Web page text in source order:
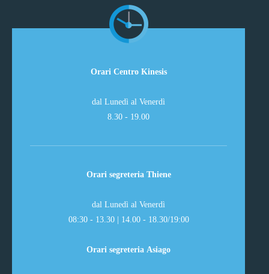
Orari Centro Kinesis
dal Lunedì al Venerdì
8.30 - 19.00
Orari segreteria Thiene
dal Lunedì al Venerdì
08:30 - 13.30 | 14.00 - 18.30/19:00
Orari segreteria Asiago